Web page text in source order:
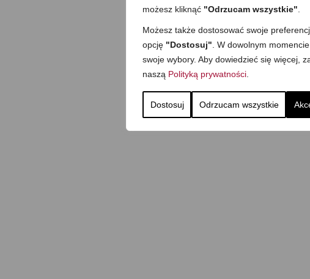
możesz kliknąć "Odrzucam wszystkie"
Możesz także dostosować swoje
opcję "Dostosuj" . W dowolnym
swoje wybory. Aby dowiedzieć się więcej,
naszą Polityką prywatności
Dostosuj Odrzucam wszystkie